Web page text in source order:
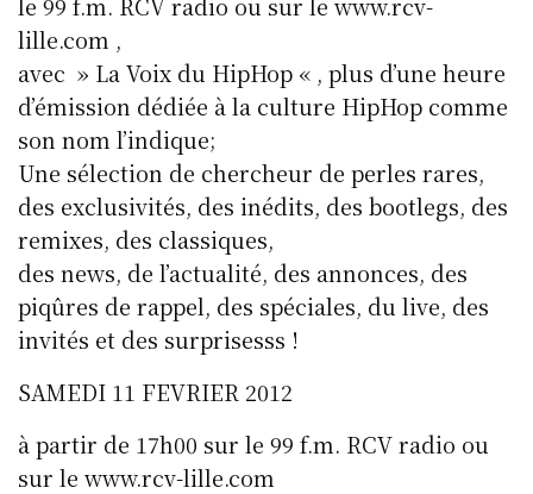
lille.com ,
avec » La Voix du HipHop « , plus d’une heure
d’émission dédiée à la culture HipHop comme
son nom l’indique;
Une sélection de chercheur de perles rares,
des exclusivités, des inédits, des bootlegs, des
remixes, des classiques,
des news, de l’actualité, des annonces, des
piqûres de rappel, des spéciales, du live, des
invités et des surprisesss !
SAMEDI 11 FEVRIER 2012
à partir de 17h00 sur le 99 f.m. RCV radio ou
sur le www.rcv-lille.com